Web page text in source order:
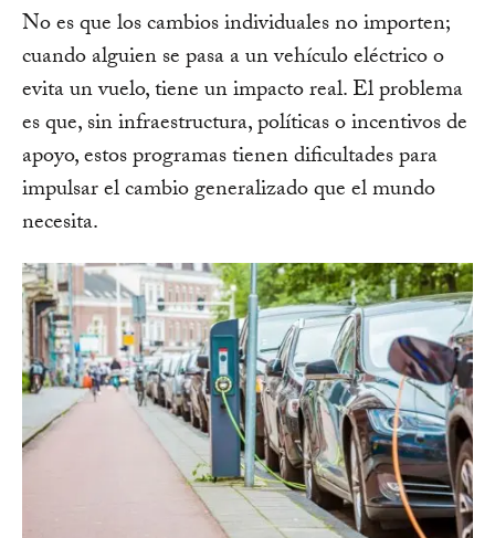
No es que los cambios individuales no importen;
cuando alguien se pasa a un vehículo eléctrico o
evita un vuelo, tiene un impacto real. El problema
es que, sin infraestructura, políticas o incentivos de
apoyo, estos programas tienen dificultades para
impulsar el cambio generalizado que el mundo
necesita.